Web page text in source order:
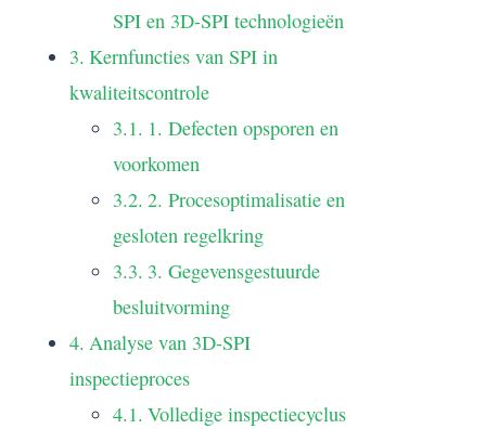
SPI en 3D-SPI technologieën
Kernfuncties van SPI in
kwaliteitscontrole
1. Defecten opsporen en
voorkomen
2. Procesoptimalisatie en
gesloten regelkring
3. Gegevensgestuurde
besluitvorming
Analyse van 3D-SPI
inspectieproces
Volledige inspectiecyclus